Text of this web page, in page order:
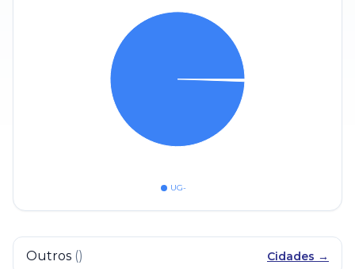
UG-
Outros () Cidades →